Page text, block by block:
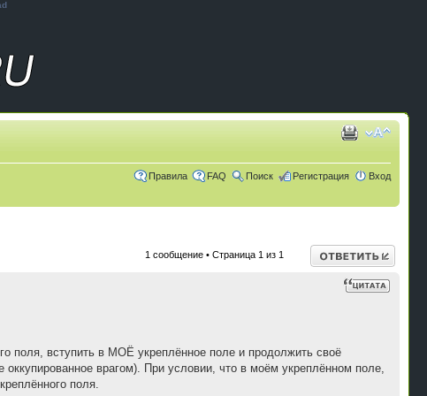
Правила FAQ Поиск Регистрация Вход
Ответить
1 сообщение • Страница 1 из 1
поля, вступить в МОЁ укреплённое поле и продолжить своё
врагом). При условии, что в моём укреплённом поле,
поля.